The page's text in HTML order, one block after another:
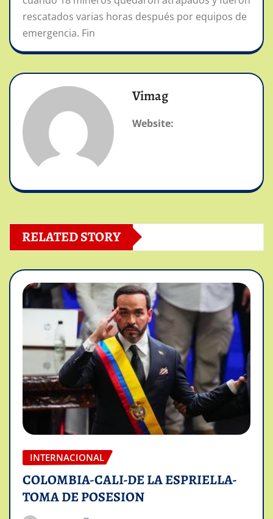
rescatados varias horas después por equipos de
emergencia. Fin
Vimag
Website:
RELATED STORY
INTERNACIONAL
COLOMBIA-CALI-DE LA ESPRIELLA-
TOMA DE POSESION